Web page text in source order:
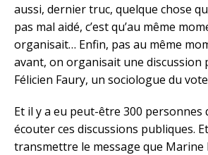
aussi, dernier truc, quelque chose
pas mal aidé, c’est qu’au même
organisait… Enfin, pas au même
avant, on organisait une discussion
Félicien Faury, un sociologue du
Et il y a eu peut-être 300 personnes
écouter ces discussions publiques.
transmettre le message que Marine